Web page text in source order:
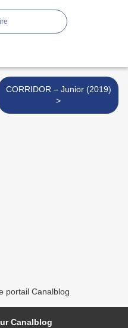
CORRIDOR – Junior (2019)
>
portail Canalblog
Canalblog